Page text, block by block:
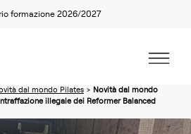
formazione 2026/2027
dal mondo Pilates > Novità dal mondo
illegale dei Reformer Balanced